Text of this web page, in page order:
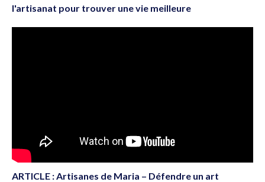
l'artisanat pour trouver une vie meilleure
ARTICLE : Artisanes de Maria – Défendre un art